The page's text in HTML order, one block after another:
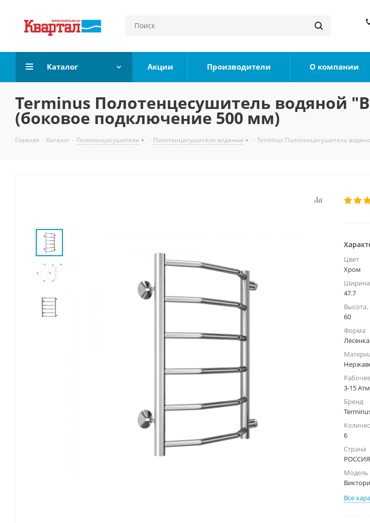
Каталог Акции Производители О компании
Terminus Полотенцесушитель водяной
(боковое подключение 500 мм)
Главная - Каталог - Полотенцесушители - Полотенцесушители водяные - Terminus Полотенцесушитель
Цвет
Хром
47.7
Высота,
60
Форма
Лесенка
3-15
Бренд
6
Страна
РОССИЯ
Модель
Все